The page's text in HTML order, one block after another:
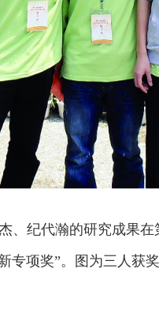
、纪代瀚的研究成果
技创新专项奖”